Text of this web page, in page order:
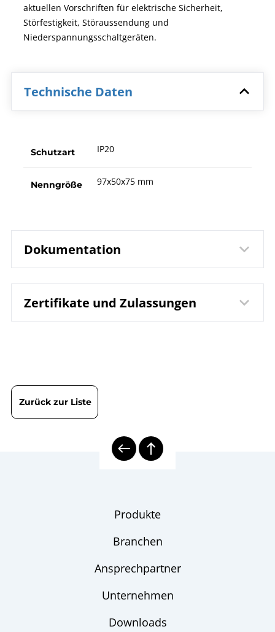
aktuellen Vorschriften für elektrische Sicherheit,
Störfestigkeit, Störaussendung und
Niederspannungsschaltgeräten.
Technische Daten
Schutzart IP20
Nenngröße 97x50x75 mm
Dokumentation
Datenblatt
9531 impulsgesteuerte
Multifunktionsrelais MSR-I
Zertifikate und Zulassungen
Zurück zur Liste
Produkte
Branchen
Ansprechpartner
Unternehmen
Downloads